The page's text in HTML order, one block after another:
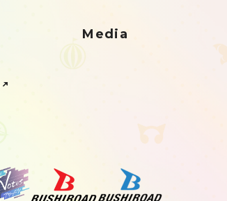
Media